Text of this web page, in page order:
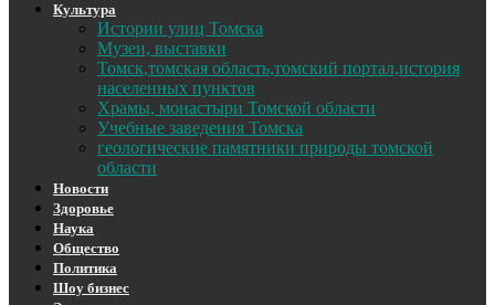
Культура
Истории улиц Томска
Музеи, выставки
Томск,томская область,томский портал,история
населенных пунктов
Храмы, монастыри Томской области
Учебные заведения Томска
геологические памятники природы томской
области
Новости
Здоровье
Наука
Общество
Политика
Шоу бизнес